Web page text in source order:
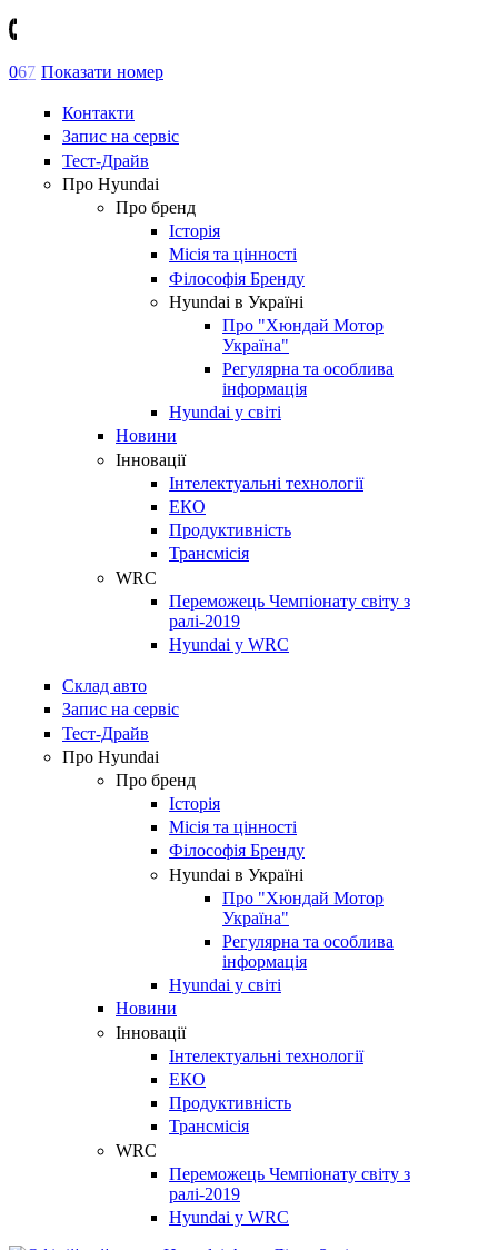
067 Показати номер
Контакти
Запис на сервіс
Тест-Драйв
Про Hyundai
Про бренд
Історія
Місія та цінності
Філософія Бренду
Hyundai в Україні
Про "Хюндай Мотор
Україна"
Регулярна та особлива
інформація
Hyundai у світі
Новини
Інновації
Інтелектуальні технології
ЕКО
Продуктивність
Трансмісія
WRC
Переможець Чемпіонату світу з
ралі-2019
Hyundai у WRC
Склад авто
Запис на сервіс
Тест-Драйв
Про Hyundai
Про бренд
Історія
Місія та цінності
Філософія Бренду
Hyundai в Україні
Про "Хюндай Мотор
Україна"
Регулярна та особлива
інформація
Hyundai у світі
Новини
Інновації
Інтелектуальні технології
ЕКО
Продуктивність
Трансмісія
WRC
Переможець Чемпіонату світу з
ралі-2019
Hyundai у WRC